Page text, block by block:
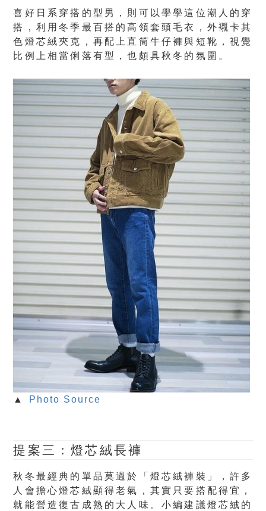
喜好日系穿搭的型男，則可以學學這位潮人的穿
搭，利用冬季最百搭的高領套頭毛衣，外襯卡其
色燈芯絨夾克，再配上直筒牛仔褲與短靴，視覺
比例上相當俐落有型，也頗具秋冬的氛圍。
▲ Photo Source
提案三：燈芯絨長褲
秋冬最經典的單品莫過於「燈芯絨褲裝」，許多
人會擔心燈芯絨顯得老氣，其實只要搭配得宜，
就能營造復古成熟的大人味。小編建議燈芯絨的